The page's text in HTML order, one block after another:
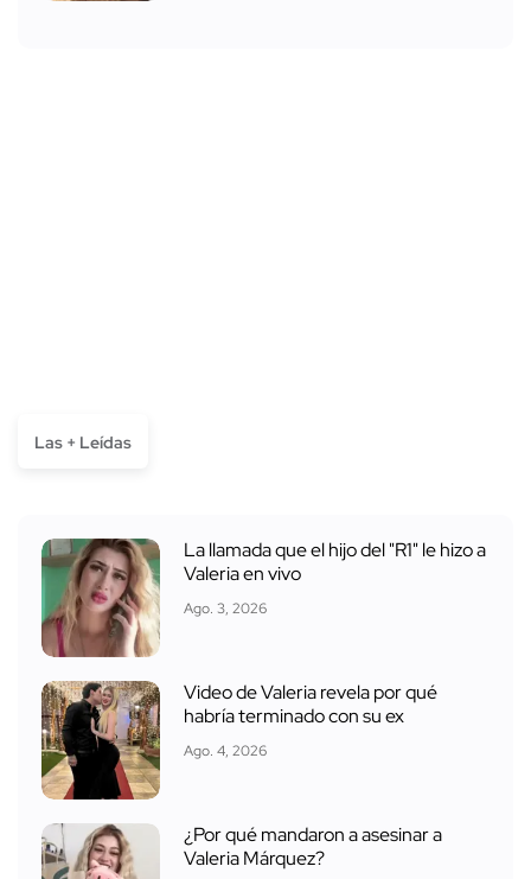
Las + Leídas
La llamada que el hijo del "R1" le hizo a
Valeria en vivo
Ago. 3, 2026
Video de Valeria revela por qué
habría terminado con su ex
Ago. 4, 2026
¿Por qué mandaron a asesinar a
Valeria Márquez?